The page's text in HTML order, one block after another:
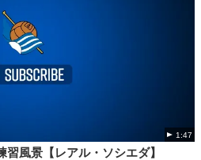
1:47
風景【レアル・ソシエダ】